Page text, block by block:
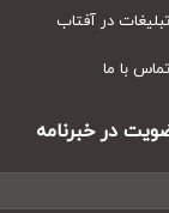
در آفتاب
با ما
در خبرنامه